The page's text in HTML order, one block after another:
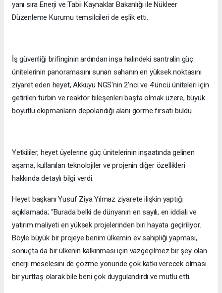
yanı sıra Enerji ve Tabii Kaynaklar Bakanlığı ile Nükleer
Düzenleme Kurumu temsilcileri de eşlik etti.
İş güvenliği brifinginin ardından inşa halindeki santralin güç
ünitelerinin panoramasını sunan sahanın en yüksek noktasını
ziyaret eden heyet, Akkuyu NGS'nin 2’nci ve 4’üncü üniteleri için
getirilen türbin ve reaktör bileşenleri başta olmak üzere, büyük
boyutlu ekipmanların depolandığı alanı görme fırsatı buldu.
Yetkililer, heyet üyelerine güç ünitelerinin inşaatında gelinen
aşama, kullanılan teknolojiler ve projenin diğer özellikleri
hakkında detaylı bilgi verdi.
Heyet başkanı Yusuf Ziya Yılmaz ziyarete ilişkin yaptığı
açıklamada; “Burada belki de dünyanın en sayılı, en iddialı ve
yatırım maliyeti en yüksek projelerinden biri hayata geçiriliyor.
Böyle büyük bir projeye benim ülkemin ev sahipliği yapması,
sonuçta da bir ülkenin kalkınması için vazgeçilmez bir şey olan
enerji meselesini de çözme yönünde çok katkı verecek olması
bir yurttaş olarak bile beni çok duygulandırdı ve mutlu etti.